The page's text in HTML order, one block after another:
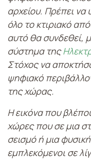
αρχείου. Πρέπει
όλο το κτιριακό
αυτό θα συνδεθεί,
σύστημα της
Στόχος να
ψηφιακό
της χώρας.
Η εικόνα που
χώρες που σε μια
σεισμό ή μια
εμπλεκόμενοι σε